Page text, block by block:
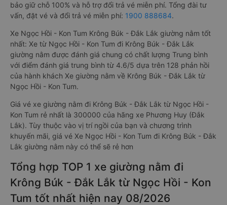
bảo giữ chỗ 100% và hỗ trợ đổi trả vé miễn phí. Tổng đài tư
vấn, đặt vé và đổi trả vé miễn phí: 1900 888684.
Xe Ngọc Hồi - Kon Tum Krông Búk - Đắk Lắk giường nằm tốt
nhất: Xe từ Ngọc Hồi - Kon Tum đi Krông Búk - Đắk Lắk
giường nằm được đánh giá chung có chất lượng Trung bình
với điểm đánh giá trung bình từ 4.6/5 dựa trên 128 phản hồi
của hành khách Xe giường nằm về Krông Búk - Đắk Lắk từ
Ngọc Hồi - Kon Tum.
Giá vé xe giường nằm đi Krông Búk - Đắk Lắk từ Ngọc Hồi -
Kon Tum rẻ nhất là 300000 của hãng xe Phương Huy (Đắk
Lắk). Tùy thuộc vào vị trí ngồi của bạn và chương trình
khuyến mãi, giá vé Xe Ngọc Hồi - Kon Tum đi Krông Búk - Đắk
Lắk giường nằm này có thể sẽ rẻ hơn
Tổng hợp TOP 1 xe giường nằm đi
Krông Búk - Đắk Lắk từ Ngọc Hồi - Kon
Tum tốt nhất hiện nay 08/2026